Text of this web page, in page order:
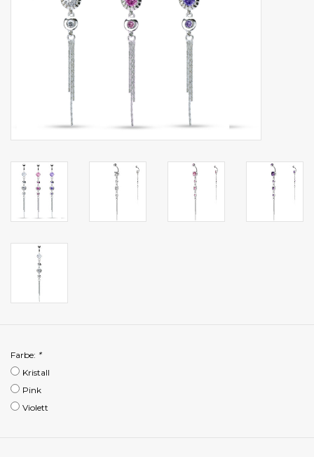
Farbe: *
Kristall
Pink
Violett